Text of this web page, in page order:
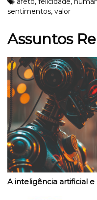
sentimentos, valor
Assuntos
A inteligência artificial